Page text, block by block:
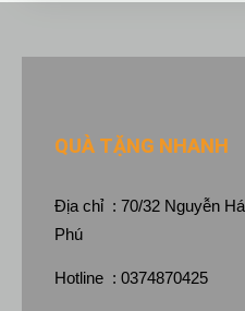
QUÀ TẶNG NHANH
Địa chỉ : 70/32 Nguyễn
Phú
Hotline : 0374870425